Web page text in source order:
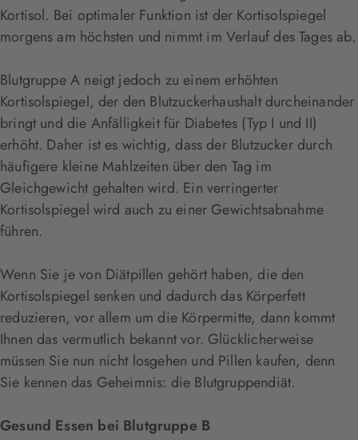
Kortisol. Bei optimaler Funktion ist der Kortisolspiegel
morgens am höchsten und nimmt im Verlauf des Tages ab.
Blutgruppe A neigt jedoch zu einem erhöhten
Kortisolspiegel, der den Blutzuckerhaushalt durcheinander
bringt und die Anfälligkeit für Diabetes (Typ I und II)
erhöht. Daher ist es wichtig, dass der Blutzucker durch
häufigere kleine Mahlzeiten über den Tag im
Gleichgewicht gehalten wird. Ein verringerter
Kortisolspiegel wird auch zu einer Gewichtsabnahme
führen.
Wenn Sie je von Diätpillen gehört haben, die den
Kortisolspiegel senken und dadurch das Körperfett
reduzieren, vor allem um die Körpermitte, dann kommt
Ihnen das vermutlich bekannt vor. Glücklicherweise
müssen Sie nun nicht losgehen und Pillen kaufen, denn
Sie kennen das Geheimnis: die Blutgruppendiät.
Gesund Essen bei Blutgruppe B